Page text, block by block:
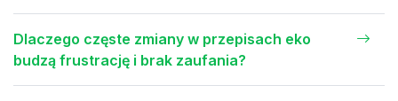
Dlaczego częste zmiany w przepisach eko
budzą frustrację i brak zaufania?